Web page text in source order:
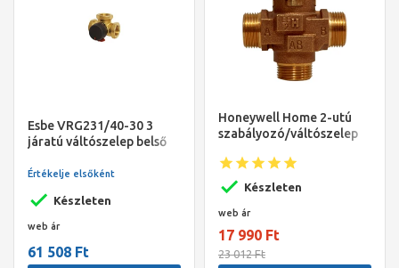
Esbe VRG231/40-30 3
járatú váltószelep belső
Készleten
Értékelje elsőként
web ár
61 508 Ft
Honeywell Home 2-utú
szabályozó/váltószelep
(motor külön), 3/4", KM,
PN20, max 95°C, (kvs=5,7)
Készleten
web ár
17 990 Ft
23 012 Ft